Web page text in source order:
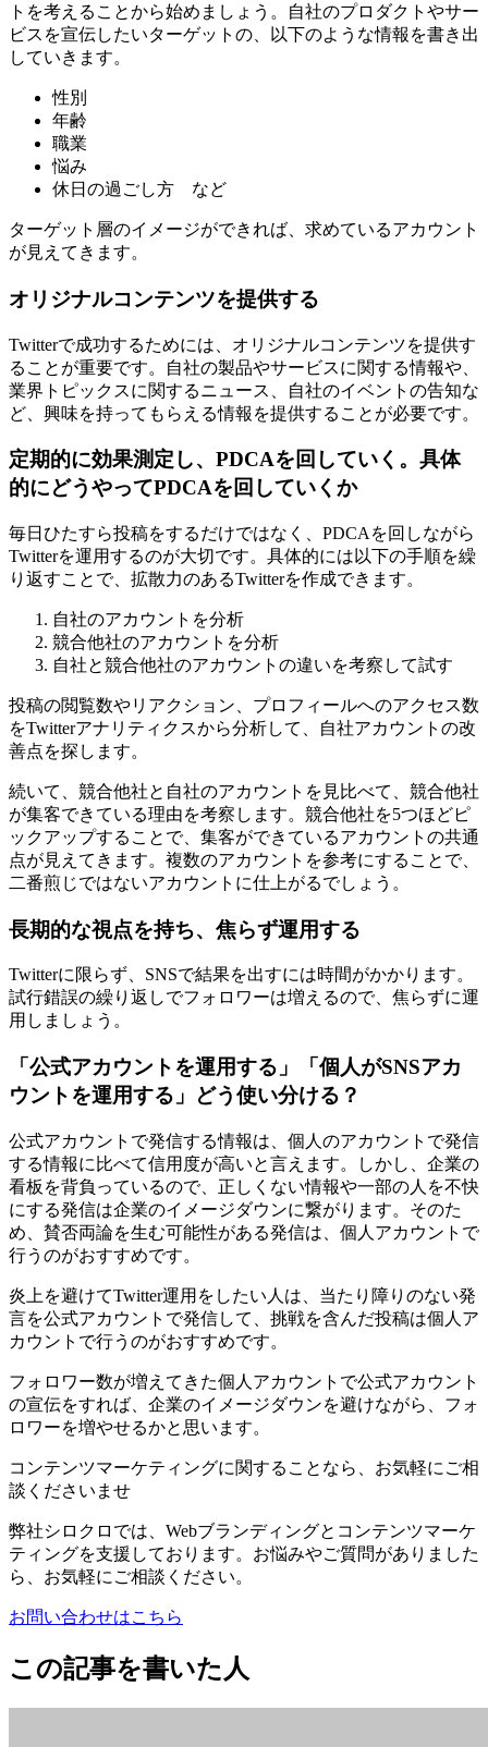
トを考えることから始めましょう。自社のプロダクトやサー
ビスを宣伝したいターゲットの、以下のような情報を書き出
していきます。
性別
年齢
職業
悩み
休日の過ごし方 など
ターゲット層のイメージができれば、求めているアカウント
が見えてきます。
オリジナルコンテンツを提供する
Twitterで成功するためには、オリジナルコンテンツを提供す
ることが重要です。自社の製品やサービスに関する情報や、
業界トピックスに関するニュース、自社のイベントの告知な
ど、興味を持ってもらえる情報を提供することが必要です。
定期的に効果測定し、PDCAを回していく。具体
的にどうやってPDCAを回していくか
毎日ひたすら投稿をするだけではなく、PDCAを回しながら
Twitterを運用するのが大切です。具体的には以下の手順を繰
り返すことで、拡散力のあるTwitterを作成できます。
自社のアカウントを分析
競合他社のアカウントを分析
自社と競合他社のアカウントの違いを考察して試す
投稿の閲覧数やリアクション、プロフィールへのアクセス数
をTwitterアナリティクスから分析して、自社アカウントの改
善点を探します。
続いて、競合他社と自社のアカウントを見比べて、競合他社
が集客できている理由を考察します。競合他社を5つほどピ
ックアップすることで、集客ができているアカウントの共通
点が見えてきます。複数のアカウントを参考にすることで、
二番煎じではないアカウントに仕上がるでしょう。
長期的な視点を持ち、焦らず運用する
Twitterに限らず、SNSで結果を出すには時間がかかります。
試行錯誤の繰り返しでフォロワーは増えるので、焦らずに運
用しましょう。
「公式アカウントを運用する」「個人がSNSアカ
ウントを運用する」どう使い分ける？
公式アカウントで発信する情報は、個人のアカウントで発信
する情報に比べて信用度が高いと言えます。しかし、企業の
看板を背負っているので、正しくない情報や一部の人を不快
にする発信は企業のイメージダウンに繋がります。そのた
め、賛否両論を生む可能性がある発信は、個人アカウントで
行うのがおすすめです。
炎上を避けてTwitter運用をしたい人は、当たり障りのない発
言を公式アカウントで発信して、挑戦を含んだ投稿は個人ア
カウントで行うのがおすすめです。
フォロワー数が増えてきた個人アカウントで公式アカウント
の宣伝をすれば、企業のイメージダウンを避けながら、フォ
ロワーを増やせるかと思います。
コンテンツマーケティングに関することなら、お気軽にご相
談くださいませ
弊社シロクロでは、Webブランディングとコンテンツマーケ
ティングを支援しております。お悩みやご質問がありました
ら、お気軽にご相談ください。
お問い合わせはこちら
この記事を書いた人